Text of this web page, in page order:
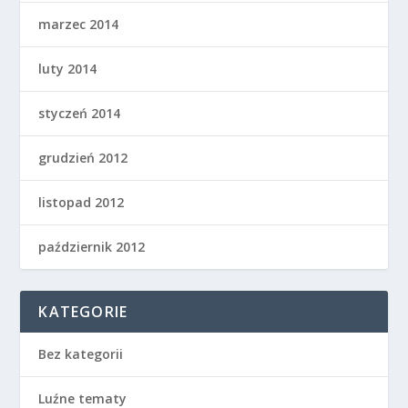
marzec 2014
luty 2014
styczeń 2014
grudzień 2012
listopad 2012
październik 2012
KATEGORIE
Bez kategorii
Luźne tematy